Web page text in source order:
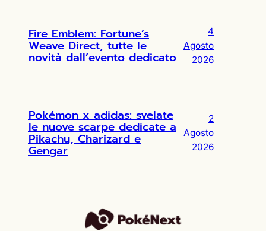
Fire Emblem: Fortune’s
Weave Direct, tutte le
novità dall’evento dedicato
4
Agosto
2026
Pokémon x adidas: svelate
le nuove scarpe dedicate a
Pikachu, Charizard e
Gengar
2
Agosto
2026